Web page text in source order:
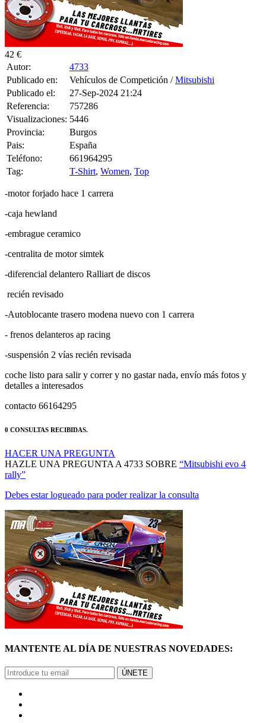
42 €
Autor:
4733
Publicado en:
Vehículos de Competición /Mitsubishi
Publicado el:
27-Sep-2024 21:24
Referencia:
757286
Visualizaciones: 5446
Provincia:
Burgos
Pais:
España
Teléfono:
661964295
Tag:
T-Shirt, Women, Top
-motor forjado hace 1 carrera
-caja hewland
-embrague ceramico
-centralita de motor simtek
-diferencial delantero Ralliart de discos
recién revisado
-Autoblocante trasero modena nuevo con 1 carrera
- frenos delanteros ap racing
-suspensión 2 vías recién revisada
coche listo para salir y correr y no gastar nada, envío más fotos y
detalles a interesados
contacto 66164295
0 CONSULTAS RECIBIDAS.
HACER UNA PREGUNTA
HAZLE UNA PREGUNTA A 4733 SOBRE “Mitsubishi evo 4
rally”
Debes estar logueado para poder realizar la consulta
MANTENTE AL DÍA DE NUESTRAS NOVEDADES:
ÚNETE